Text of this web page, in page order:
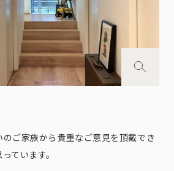
ご家族から貴重なご意見を頂戴でき
ています。